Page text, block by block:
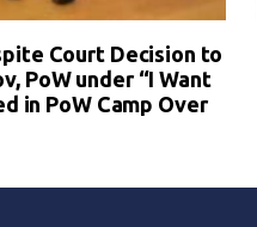
Court Decision to
PoW under “I Want
in PoW Camp Over